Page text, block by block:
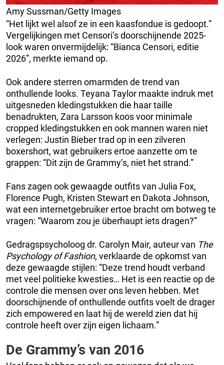
Amy Sussman/Getty Images
“Het lijkt wel alsof ze in een kaasfondue is gedoopt.”
Vergelijkingen met Censori’s doorschijnende 2025-
look waren onvermijdelijk: “Bianca Censori, editie
2026”, merkte iemand op.
Ook andere sterren omarmden de trend van
onthullende looks. Teyana Taylor maakte indruk met
uitgesneden kledingstukken die haar taille
benadrukten, Zara Larsson koos voor minimale
cropped kledingstukken en ook mannen waren niet
verlegen: Justin Bieber trad op in een zilveren
boxershort, wat gebruikers ertoe aanzette om te
grappen: “Dit zijn de Grammy’s, niet het strand.”
Fans zagen ook gewaagde outfits van Julia Fox,
Florence Pugh, Kristen Stewart en Dakota Johnson,
wat een internetgebruiker ertoe bracht om botweg te
vragen: “Waarom zou je überhaupt iets dragen?”
Gedragspsycholoog dr. Carolyn Mair, auteur van The
Psychology of Fashion, verklaarde de opkomst van
deze gewaagde stijlen: “Deze trend houdt verband
met veel politieke kwesties… Het is een reactie op de
controle die mensen over ons leven hebben. Met
doorschijnende of onthullende outfits voelt de drager
zich empowered en laat hij de wereld zien dat hij
controle heeft over zijn eigen lichaam.”
De Grammy’s van 2016